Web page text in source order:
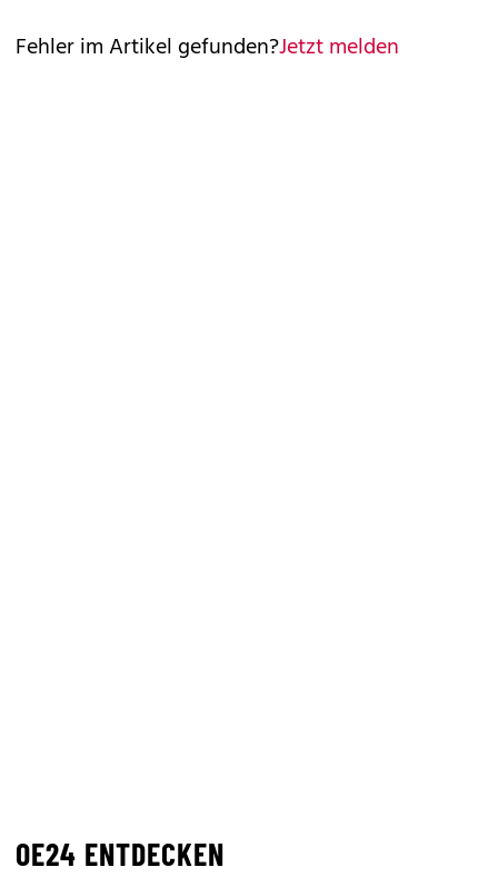
Fehler im Artikel gefunden?Jetzt melden
OE24 ENTDECKEN